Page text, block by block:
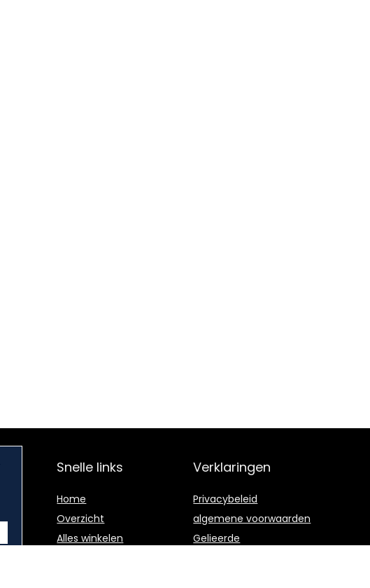
Snelle links
Home
Overzicht
Alles winkelen
Verklaringen
Privacybeleid
algemene voorwaarden
Gelieerde